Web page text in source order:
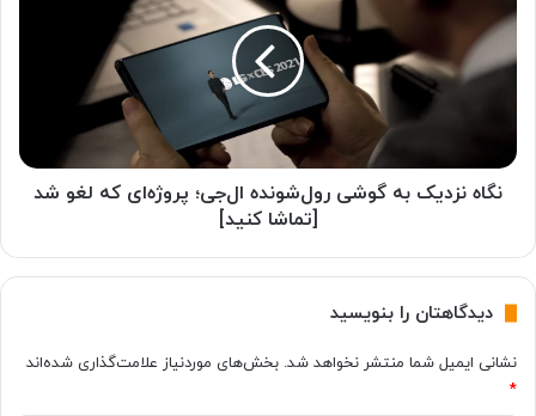
5
ب
ر
پ
ا
ر
ا
ن
ک
ی
و
ل‌
نگاه نزدیک به گوشی رول‌شونده ال‌جی؛ پروژه‌ای که لغو شد
[تماشا کنید]
دیدگاهتان را بنویسید
نشانی ایمیل شما منتشر نخواهد شد. بخش‌های موردنیاز علامت‌گذاری شده‌اند
*